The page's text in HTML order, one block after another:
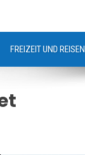
FREIZEIT UND REISEN